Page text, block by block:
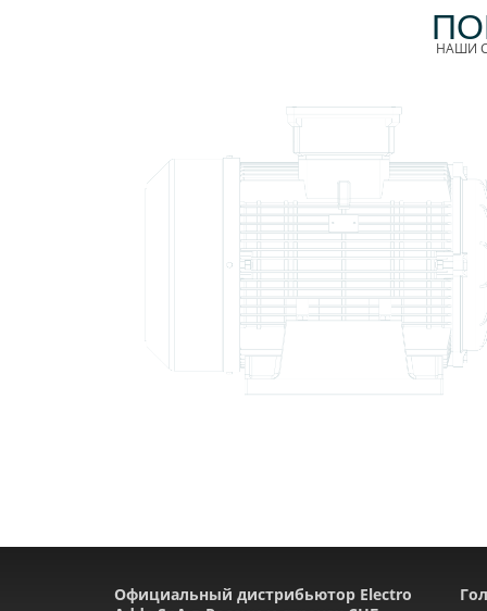
НАШИ
Официальный дистрибьютор Electro